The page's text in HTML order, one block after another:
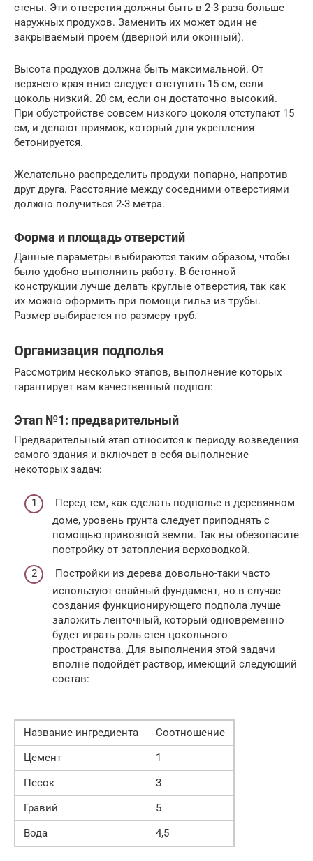
стены. Эти отверстия должны быть в 2-3 раза больше
наружных продухов. Заменить их может один не
закрываемый проем (дверной или оконный).
Высота продухов должна быть максимальной. От
верхнего края вниз следует отступить 15 см, если
цоколь низкий. 20 см, если он достаточно высокий.
При обустройстве совсем низкого цоколя отступают 15
см, и делают приямок, который для укрепления
бетонируется.
Желательно распределить продухи попарно, напротив
друг друга. Расстояние между соседними отверстиями
должно получиться 2-3 метра.
Форма и площадь отверстий
Данные параметры выбираются таким образом, чтобы
было удобно выполнить работу. В бетонной
конструкции лучше делать круглые отверстия, так как
их можно оформить при помощи гильз из трубы.
Размер выбирается по размеру труб.
Организация подполья
Рассмотрим несколько этапов, выполнение которых
гарантирует вам качественный подпол:
Этап №1: предварительный
Предварительный этап относится к периоду возведения
самого здания и включает в себя выполнение
некоторых задач:
Перед тем, как сделать подполье в деревянном
доме, уровень грунта следует приподнять с
помощью привозной земли. Так вы обезопасите
постройку от затопления верховодкой.
Постройки из дерева довольно-таки часто
используют свайный фундамент, но в случае
создания функционирующего подпола лучше
заложить ленточный, который одновременно
будет играть роль стен цокольного
пространства. Для выполнения этой задачи
вполне подойдёт раствор, имеющий следующий
состав:
Название ингредиента
Соотношение
Цемент
1
Песок
3
Гравий
5
Вода
4,5